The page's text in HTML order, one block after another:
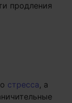
продления
стресса, а